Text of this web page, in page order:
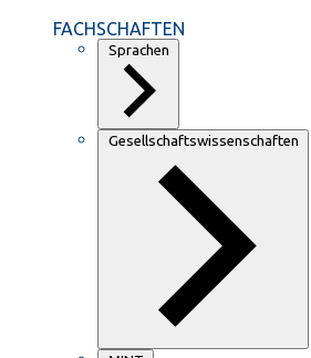
FACHSCHAFTEN
Sprachen
Gesellschaftswissenschaften